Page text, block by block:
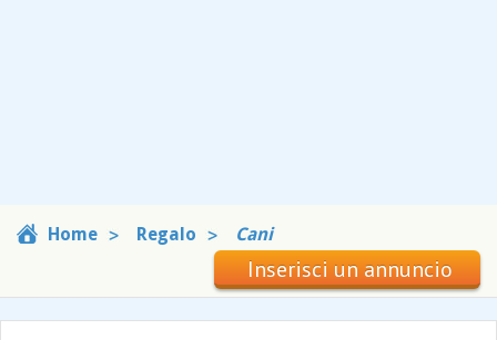
Home Regalo Cani
Inserisci un annuncio